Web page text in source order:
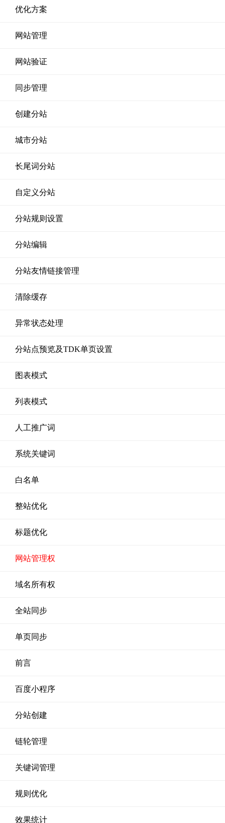
优化方案
网站管理
网站验证
同步管理
创建分站
城市分站
长尾词分站
自定义分站
分站规则设置
分站编辑
分站友情链接管理
清除缓存
异常状态处理
分站点预览及TDK单页设置
图表模式
列表模式
人工推广词
系统关键词
白名单
整站优化
标题优化
网站管理权
域名所有权
全站同步
单页同步
前言
百度小程序
分站创建
链轮管理
关键词管理
规则优化
效果统计